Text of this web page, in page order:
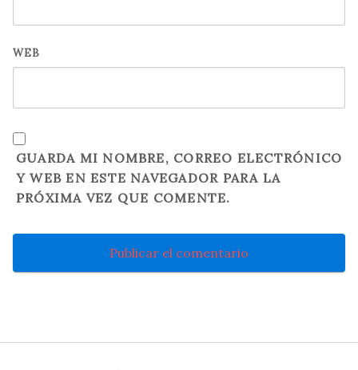
WEB
GUARDA MI NOMBRE, CORREO ELECTRÓNICO
Y WEB EN ESTE NAVEGADOR PARA LA
PRÓXIMA VEZ QUE COMENTE.